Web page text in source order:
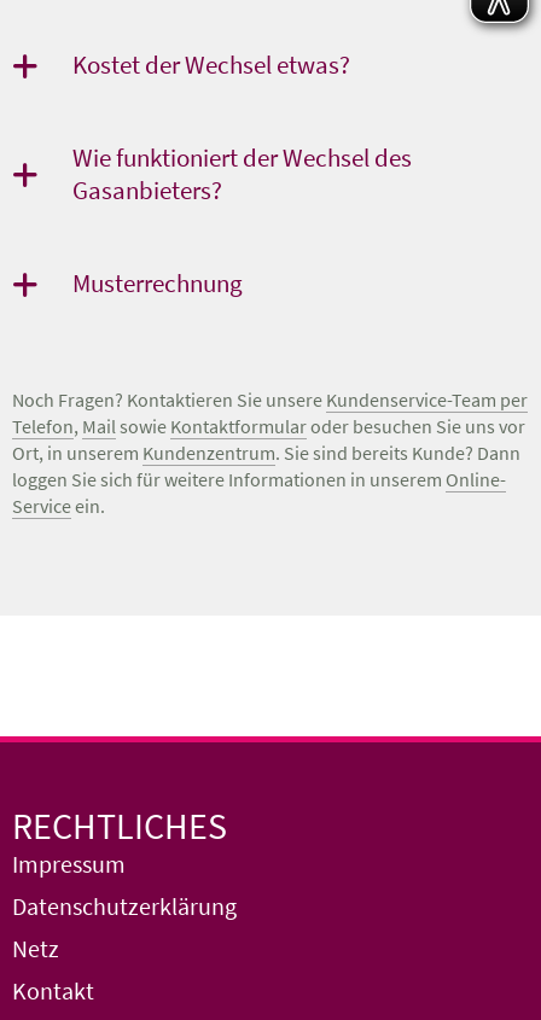
Kostet der Wechsel etwas?
Wie funktioniert der Wechsel des
Gasanbieters?
Musterrechnung
Noch Fragen? Kontaktieren Sie unsere Kundenservice-Team per
Telefon, Mailsowie Kontaktformularoder besuchen Sie uns vor
Ort, in unserem Kundenzentrum. Sie sind bereits Kunde? Dann
loggen Sie sich für weitere Informationen in unserem Online-
Serviceein.
RECHTLICHES
Impressum
Datenschutzerklärung
Netz
Kontakt